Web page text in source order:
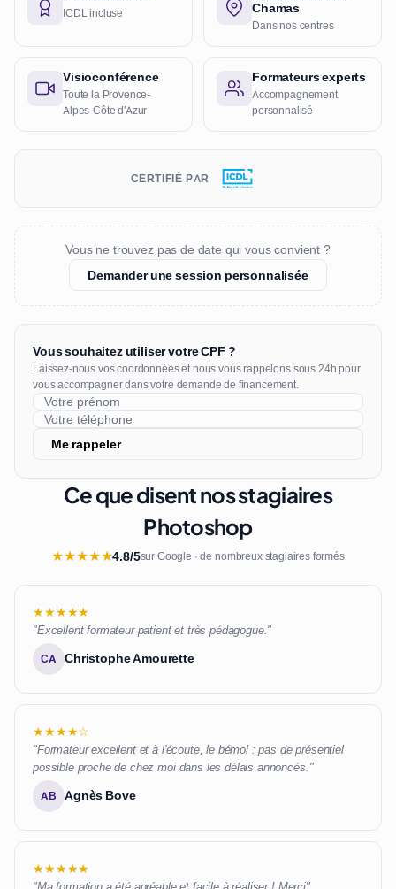
ICDL incluse Chamas
Dans nos centres
Visioconférence
Toute la Provence-
Alpes-Côte d'Azur
Formateurs experts
Accompagnement
personnalisé
CERTIFIÉ PAR
Vous ne trouvez pas de date qui vous convient ?
Demander une session personnalisée
Vous souhaitez utiliser votre CPF ?
Laissez-nous vos coordonnées et nous vous rappelons sous 24h pour
vous accompagner dans votre demande de financement.
Me rappeler
Ce que disent nos stagiaires
Photoshop
★★★★★4.8/5sur Google · de nombreux stagiaires formés
★★★★★
"Excellent formateur patient et très pédagogue."
CA Christophe Amourette
★★★★☆
"Formateur excellent et à l'écoute, le bémol : pas de présentiel
possible proche de chez moi dans les délais annoncés."
AB Agnès Bove
★★★★★